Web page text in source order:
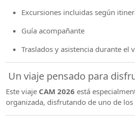
Excursiones incluidas según
Guía acompañante
Traslados y asistencia durante el
Un viaje pensado para
Este viaje CAM 2026 está
organizada, disfrutando de uno de